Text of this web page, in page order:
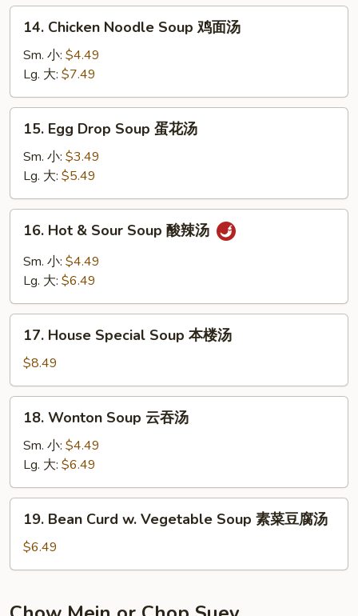
饭
Chicken
Noodle
Soup
鸡
面
14. Chicken Noodle Soup 鸡面汤
Sm. 小: $4.49
Lg. 大: $7.49
Egg
Drop
Soup
蛋
花
15. Egg Drop Soup 蛋花汤
Sm. 小: $3.49
Lg. 大: $5.49
Hot
Sour
酸
16. Hot & Sour Soup 酸辣汤
Sm. 小: $4.49
Lg. 大: $6.49
House
Special
Soup
本
17. House Special Soup 本楼汤
$8.49
Wonton
Soup
吞
汤
18. Wonton Soup 云吞汤
Sm. 小: $4.49
Lg. 大: $6.49
Bean
Curd
w.
Soup
19. Bean Curd w. Vegetable Soup 素菜豆腐汤
$6.49